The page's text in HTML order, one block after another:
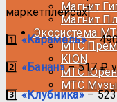
Магнит
Магнит
Экосистема
МТС
KION
МТС
МТС
маркетплейсах]
1️⃣ «Карамель»–
2️⃣ «Банан»– 517 ₽
3️⃣«Клубника»–